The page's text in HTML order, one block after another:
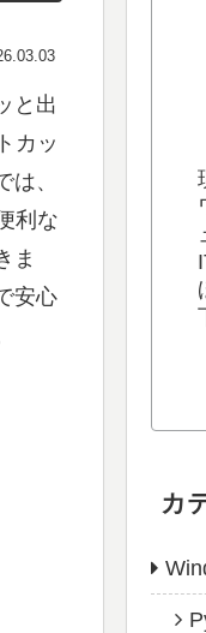
と出
カッ
、
利な
ま
安心
カ